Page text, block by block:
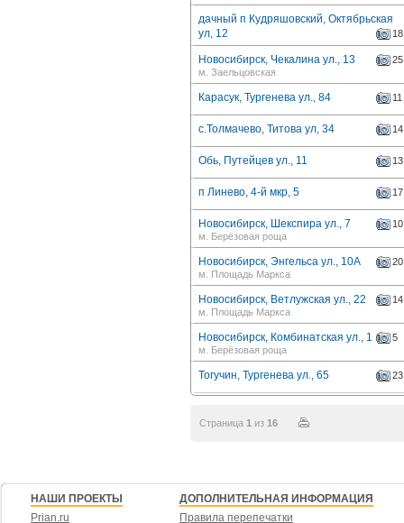
дачный п Кудряшовский, Октябрьская
ул, 12
18
Новосибирск, Чекалина ул., 13
25
м. Заельцовская
Карасук, Тургенева ул., 84 11
с.Толмачево, Титова ул, 34 14
Обь, Путейцев ул., 11 13
п Линево, 4-й мкр, 5 17
Новосибирск, Шекспира ул., 7
10
м. Берёзовая роща
Новосибирск, Энгельса ул., 10А
20
м. Площадь Маркса
Новосибирск, Ветлужская ул., 22
14
м. Площадь Маркса
Новосибирск, Комбинатская ул., 1
5
м. Берёзовая роща
Тогучин, Тургенева ул., 65 23
Страница 1 из 16
НАШИ ПРОЕКТЫ
Prian.ru
ДОПОЛНИТЕЛЬНАЯ ИНФОРМАЦИЯ
Правила перепечатки